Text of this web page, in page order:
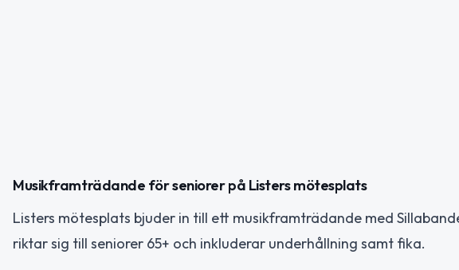
Musikframträdande för seniorer på Listers mötesplats
Listers mötesplats bjuder in till ett musikframträdande med
riktar sig till seniorer 65+ och inkluderar underhållning samt fika.